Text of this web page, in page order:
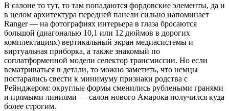
В салоне то тут, то там попадаются фордовские элементы, да и
в целом архитектура передней панели сильно напоминает
Ranger — на фотографиях интерьера в глаза бросаются
большой (диагональю 10,1 или 12 дюймов в дорогих
комплектациях) вертикальный экран медиасистемы и
виртуальная приборка, а также знакомый по
соплатформенной модели селектор трансмиссии. Но если
всматриваться в детали, то можно заметить, что немцы
постарались свести к минимуму признаки родства с
Рейнджером: округлые формы сменились рублеными гранями
и прямыми линиями — салон нового Амарока получился куда
более строгим.